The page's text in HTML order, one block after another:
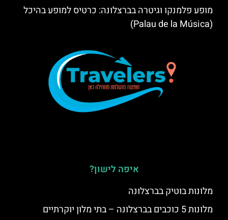
מופע פלמנקו וגיטרה בברצלונה: כרטיס למופע בהיכל
(Palau de la Música)
איפה לישון?
מלונות בוטיק בברצלונה
מלונות 5 כוכבים בברצלונה – בתי מלון יוקרתיים